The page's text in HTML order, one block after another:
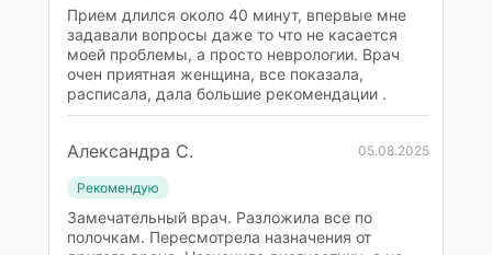
Прием длился около 40 минут, впервые мне
задавали вопросы даже то что не касается
моей проблемы, а просто неврологии. Врач
очен приятная женщина, все показала,
расписала, дала большие рекомендации .
Александра С. 05.08.2025
Рекомендую
Замечательный врач. Разложила все по
полочкам. Пересмотрела назначения от